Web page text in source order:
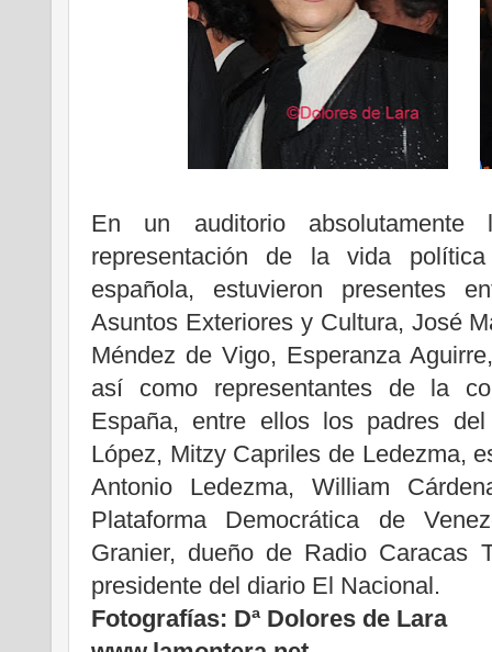
En un auditorio absolutamente
representación de la vida
española, estuvieron presentes
Asuntos Exteriores y Cultura, José
Méndez de Vigo, Esperanza
así como representantes de la
España, entre ellos los padres
López, Mitzy Capriles de Ledezma,
Antonio Ledezma, William
Plataforma Democrática de
Granier, dueño de Radio Caracas
presidente del diario El Nacional.
Fotografías: Dª Dolores de Lara